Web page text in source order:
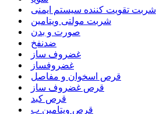
شربت تقویت کننده سیستم ایمنی
شربت مولتی ویتامین
صورت و بدن
ضدنفخ
غضروف ساز
غضروفساز
قرص اسخوان و مفاصل
قرص غضروف ساز
قرص کبد
قرص ویتامین ب